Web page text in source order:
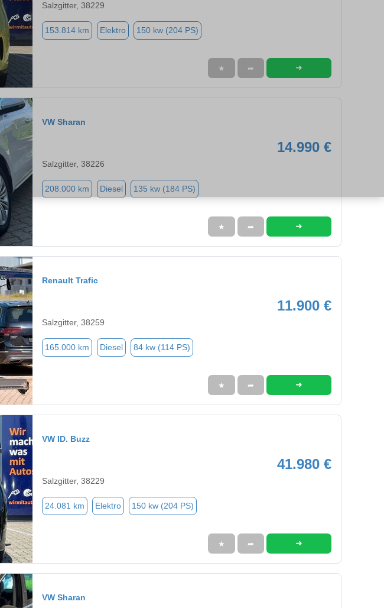
Salzgitter, 38229
153.814 km Elektro 150 kw (204 PS)
★ ➦ ➜
VW Sharan
14.990 €
Salzgitter, 38226
208.000 km Diesel 135 kw (184 PS)
★ ➦ ➜
Renault Trafic
11.900 €
Salzgitter, 38259
165.000 km Diesel 84 kw (114 PS)
★ ➦ ➜
VW ID. Buzz
41.980 €
Salzgitter, 38229
24.081 km Elektro 150 kw (204 PS)
★ ➦ ➜
VW Sharan